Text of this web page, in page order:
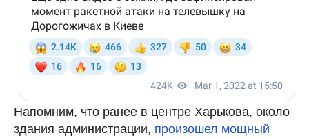
Напомним, что ранее в центре Харькова, около
здания администрации, произошел мощный